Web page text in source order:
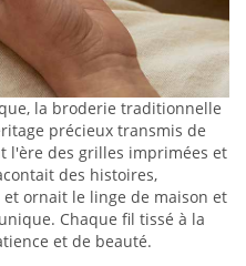
la broderie traditionnelle
précieux transmis de
l'ère des grilles imprimées et
des histoires,
ornait le linge de maison et
Chaque fil tissé à la
et de beauté.